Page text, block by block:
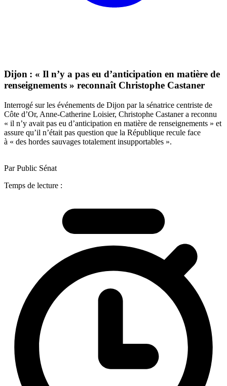
Dijon : « Il n’y a pas eu d’anticipation en matière de
renseignements » reconnaît Christophe Castaner
Interrogé sur les événements de Dijon par la sénatrice centriste de
Côte d’Or, Anne-Catherine Loisier, Christophe Castaner a reconnu
« il n’y avait pas eu d’anticipation en matière de renseignements » et
assure qu’il n’était pas question que la République recule face
à « des hordes sauvages totalement insupportables ».
Par Public Sénat
Temps de lecture :